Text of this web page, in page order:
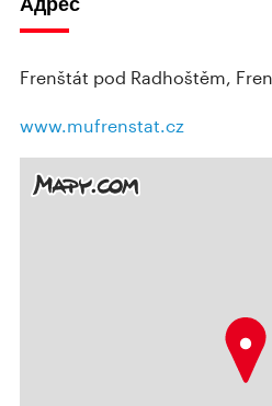
Frenštát pod Radhoštěm,
www.mufrenstat.cz